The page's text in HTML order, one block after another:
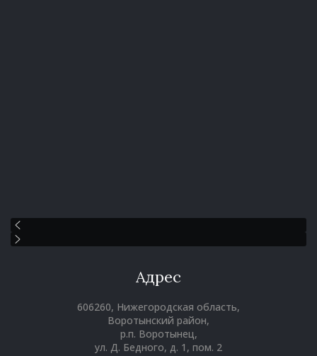
Адрес
606260, Нижегородская область,
Воротынский район,
р.п. Воротынец,
ул. Д. Бедного, д. 1, пом. 2